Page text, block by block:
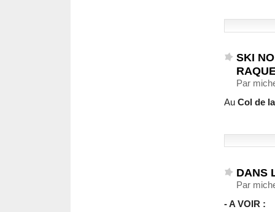
SKI
Par
Au Col de
DANS
Par
- A VOIR :